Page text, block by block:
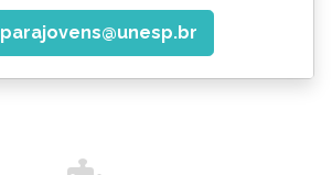
parajovens@unesp.br